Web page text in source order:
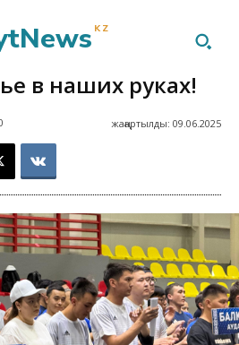
KZ
в наших руках!
жаңартылды: 09.06.2025